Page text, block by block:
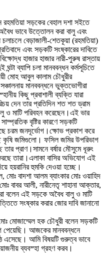
রহমতিয়া সড়কের বেহাল দশা সইতে
ভাবে উত্তোলন করা বালু এবং
চলাচলে বেড়াজালী-শেতকূয়া (রহমতিয়া)
এবং সড়কটি সংষ্কারের দাবিতে
হাজার হাজার নারী-পুরুষ রাস্তায়
ব্যাপি চলা মানববন্ধন কর্মসূচিতে
মোহ আবুল কালাম চৌধুরীর
মানববন্ধনে ভুক্তভোগীরা
কিছু প্রবাশালী ব্যক্তি যারা
দেন তার প্রতিদিন শত শত ড্রাম
ও মাটি পরিবহন করেছেন।এই ভার
বৃষ্টির কারণে সড়কটি
চরম জনদূর্ভোগ।ক্ষোভ প্রকাশ করে
জমিগুলো। ফসিল জমির উপরিভাগ
তার প্রাণ।সামনে বর্ষার মৌসুমে ধূরুং
তারা।এলাকা বাসির অভিযোগ এই
হয়রানির হুমকি দেওয়া হচ্ছে।
বাদশা আলম ব্যাংকার মোঃ ওয়াহিদ
বাবর আলী, নারীনেতৃ শাহানা আক্তার,
বলেন এই সড়কে অবৈধ বালু ও মাটি
সংষ্কার করার জোর দাবি জানানো
মোজাম্মেল হক চৌধুরী বলেন সড়কটি
পেয়েছি। আজকের মানববন্ধনে
এসেছে। আমি বিষয়টি গুরুত্ব ভাবে
ব্যবস্হা গ্রহণ করব।